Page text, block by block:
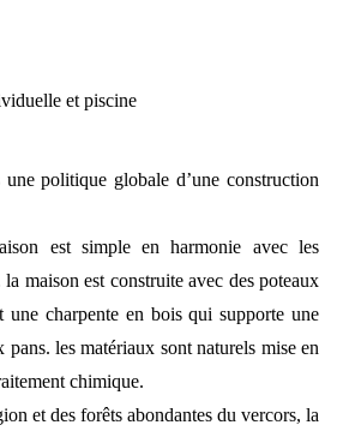
et piscine
politique globale d’une construction
est simple en harmonie avec les
maison est construite avec des poteaux
une charpente en bois qui supporte une
les matériaux sont naturels mise en
chimique.
et des forêts abondantes du vercors, la